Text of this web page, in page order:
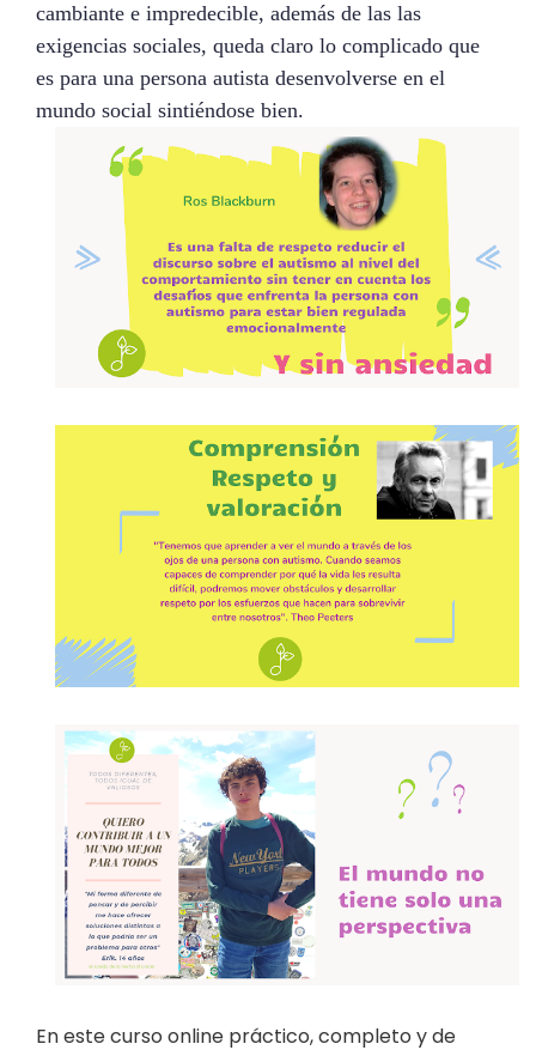
cambiante e impredecible, además de las las
exigencias sociales, queda claro lo complicado que
es para una persona autista desenvolverse en el
mundo social sintiéndose bien.
En este curso online práctico, completo y de